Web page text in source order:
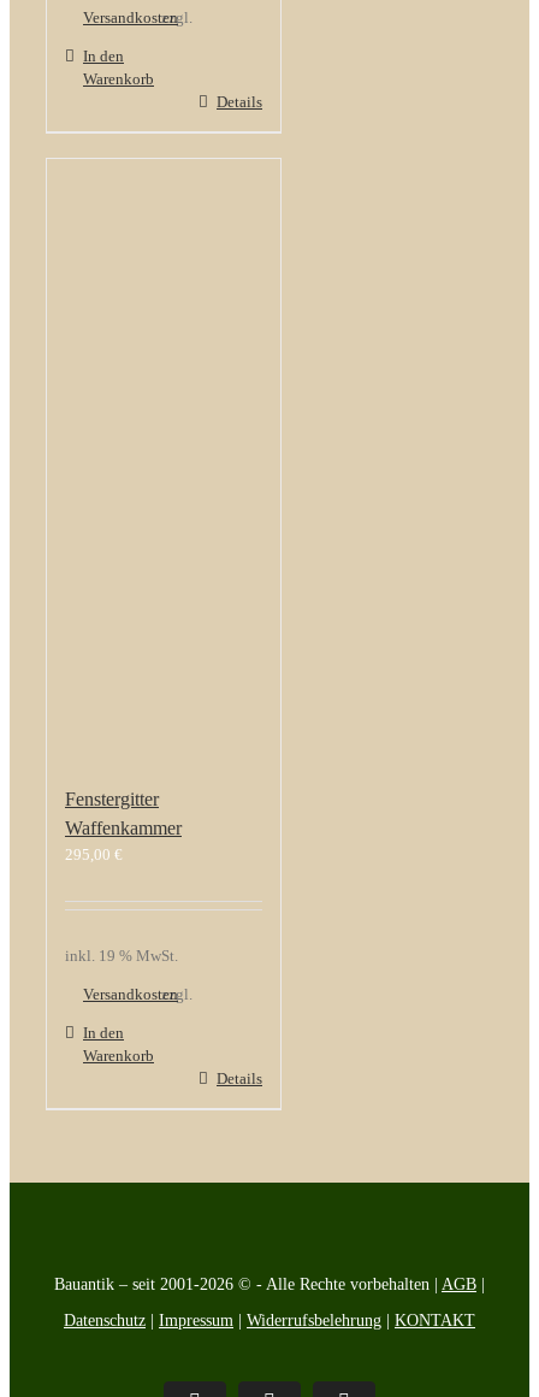
zzgl.
Versandkosten
In den
Warenkorb
Details
Fenstergitter
Waffenkammer
295,00 €
inkl. 19 % MwSt.
zzgl.
Versandkosten
In den
Warenkorb
Details
Bauantik – seit 2001-2026 © - Alle Rechte vorbehalten | AGB |
Datenschutz | Impressum | Widerrufsbelehrung | KONTAKT